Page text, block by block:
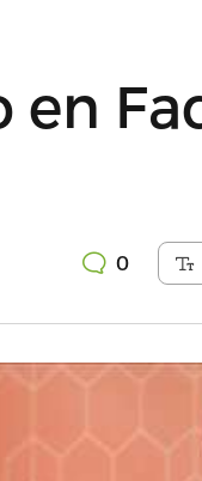
en
0